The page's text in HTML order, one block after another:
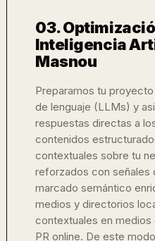
03.
Inteligencia
Masnou
Preparamos tu
de lenguaje (LLMs) y
respuestas directas a
contenidos
contextuales sobre tu
reforzados con señales
marcado semántico
medios y directorios
contextuales en
PR online. De este